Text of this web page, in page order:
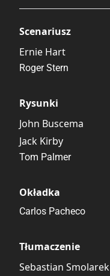
Scenariusz
Ernie Hart
Roger Stern
Rysunki
John Buscema
Jack Kirby
Tom Palmer
Okładka
Carlos Pacheco
Tłumaczenie
Sebastian Smolarek